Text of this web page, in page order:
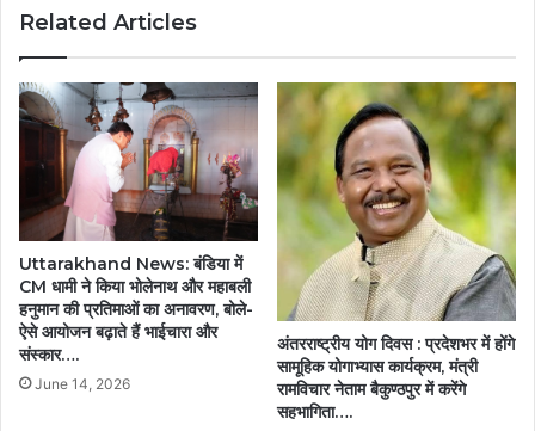
केदार
केदार
दी
श्रद्धांजलि…..
Related Articles
Uttarakhand News: बंडिया में
CM धामी ने किया भोलेनाथ और महाबली
हनुमान की प्रतिमाओं का अनावरण, बोले-
ऐसे आयोजन बढ़ाते हैं भाईचारा और
संस्कार….
June 14, 2026
अंतरराष्ट्रीय योग दिवस : प्रदेशभर में होंगे
सामूहिक योगाभ्यास कार्यक्रम, मंत्री
रामविचार नेताम बैकुण्ठपुर में करेंगे
सहभागिता….